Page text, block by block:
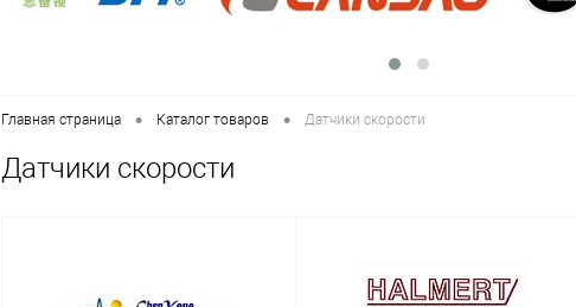
Главная страница • Каталог товаров • Датчики скорости
Датчики скорости